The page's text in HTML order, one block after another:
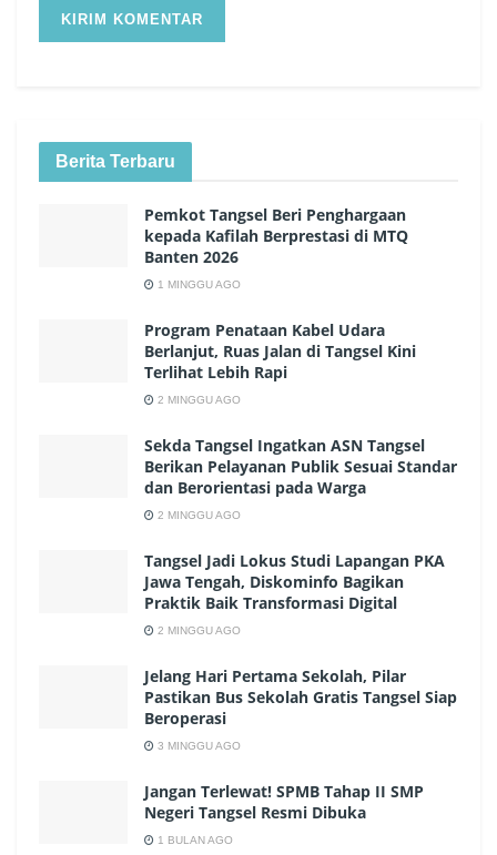
Berita Terbaru
Pemkot Tangsel Beri Penghargaan
kepada Kafilah Berprestasi di MTQ
Banten 2026
1 MINGGU AGO
Program Penataan Kabel Udara
Berlanjut, Ruas Jalan di Tangsel Kini
Terlihat Lebih Rapi
2 MINGGU AGO
Sekda Tangsel Ingatkan ASN Tangsel
Berikan Pelayanan Publik Sesuai Standar
dan Berorientasi pada Warga
2 MINGGU AGO
Tangsel Jadi Lokus Studi Lapangan PKA
Jawa Tengah, Diskominfo Bagikan
Praktik Baik Transformasi Digital
2 MINGGU AGO
Jelang Hari Pertama Sekolah, Pilar
Pastikan Bus Sekolah Gratis Tangsel Siap
Beroperasi
3 MINGGU AGO
Jangan Terlewat! SPMB Tahap II SMP
Negeri Tangsel Resmi Dibuka
1 BULAN AGO